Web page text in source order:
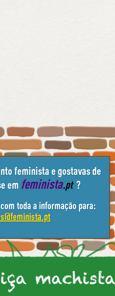
feminista e gostavas de
em feminista.pt ?
toda a informação para: